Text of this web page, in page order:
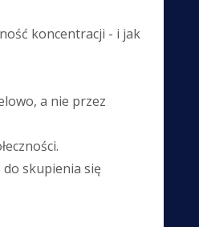
koncentracji - i jak
a nie przez
skupienia się